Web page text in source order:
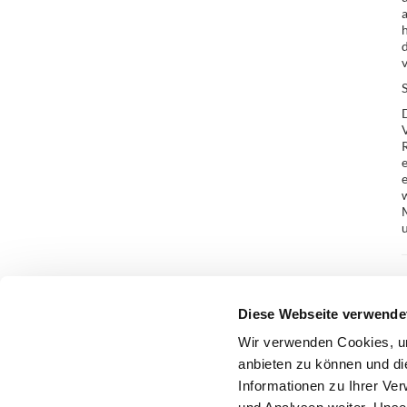
Diese Webseite
Wir verwenden Cookies,
anbieten zu können und
Informationen zu Ihrer